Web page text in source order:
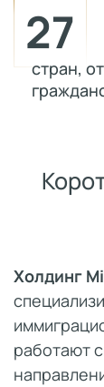
27
стран,
Холдинг
работают